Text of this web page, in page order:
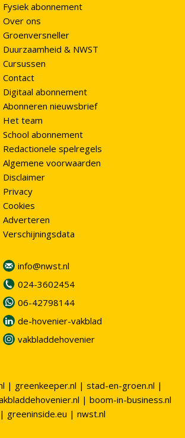
Fysiek abonnement
Over ons
Groenversneller
Duurzaamheid & NWST
Cursussen
Contact
Digitaal abonnement
Abonneren nieuwsbrief
Het team
School abonnement
Redactionele spelregels
Algemene voorwaarden
Disclaimer
Privacy
Cookies
Adverteren
Verschijningsdata
info@nwst.nl
024-3602454
06-42798144
de-hovenier-vakblad
vakbladdehovenier
| greenkeeper.nl | stad-en-groen.nl |
| boom-in-business.nl
| greeninside.eu | nwst.nl